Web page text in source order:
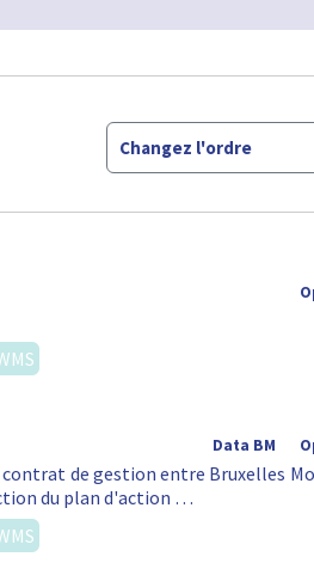
Changez l'ordre
Data BM
contrat de gestion entre Bruxelles
du plan d'action …